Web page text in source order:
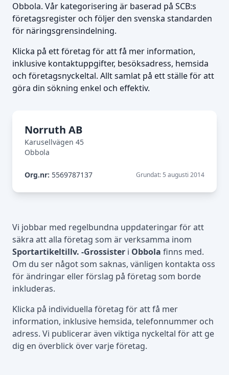
Obbola. Vår kategorisering är baserad på SCB:s
företagsregister och följer den svenska standarden
för näringsgrensindelning.
Klicka på ett företag för att få mer information,
inklusive kontaktuppgifter, besöksadress, hemsida
och företagsnyckeltal. Allt samlat på ett ställe för att
göra din sökning enkel och effektiv.
Norruth AB
Karusellvägen 45
Obbola
Org.nr: 5569787137 Grundat: 5 augusti 2014
Vi jobbar med regelbundna uppdateringar för att
säkra att alla företag som är verksamma inom
Sportartikeltillv. -Grossister i Obbola finns med.
Om du ser något som saknas, vänligen kontakta oss
för ändringar eller förslag på företag som borde
inkluderas.
Klicka på individuella företag för att få mer
information, inklusive hemsida, telefonnummer och
adress. Vi publicerar även viktiga nyckeltal för att ge
dig en överblick över varje företag.